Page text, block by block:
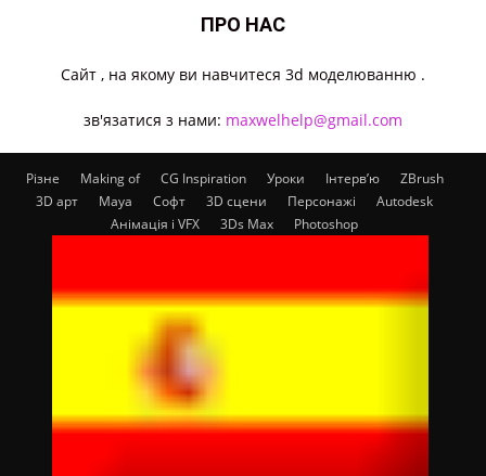
ПРО НАС
Cайт , на якому ви навчитеся 3d моделюванню .
зв'язатися з нами: maxwelhelp@gmail.com
Різне Making of CG Inspiration Уроки Інтерв’ю
ZBrush
3D арт
Maya Софт 3D сцени Персонажі
Autodesk
Анімація і VFX
3Ds Max Photoshop